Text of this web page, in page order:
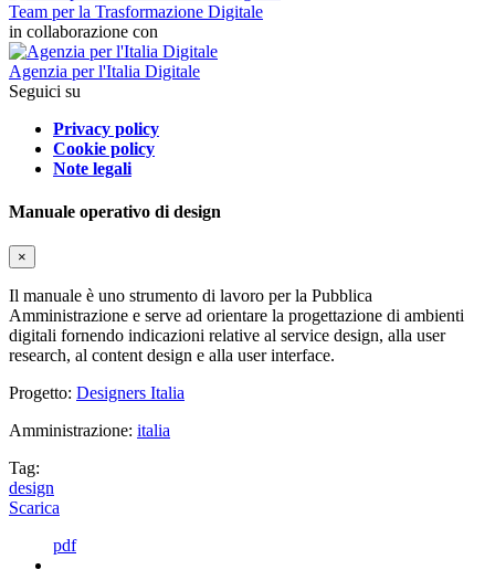
Team per la Trasformazione Digitale
in collaborazione con
Agenzia per l'Italia Digitale
Seguici su
Privacy policy
Cookie policy
Note legali
Manuale operativo di design
×
Il manuale è uno strumento di lavoro per la Pubblica
Amministrazione e serve ad orientare la progettazione di ambienti
digitali fornendo indicazioni relative al service design, alla user
research, al content design e alla user interface.
Progetto: Designers Italia
Amministrazione: italia
Tag:
design
Scarica
pdf